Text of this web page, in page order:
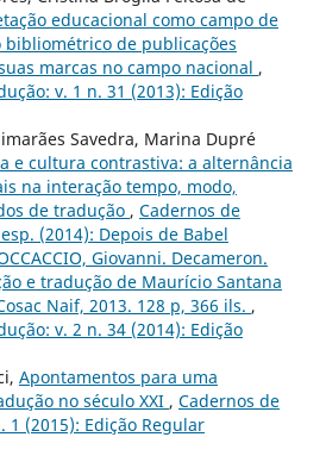
educacional como campo de
bibliométrico de publicações
marcas no campo nacional ,
v. 1 n. 31 (2013): Edição
Savedra, Marina Dupré
e cultura contrastiva: a alternância
na interação tempo, modo,
de tradução , Cadernos de
(2014): Depois de Babel
Giovanni. Decameron.
e tradução de Maurício Santana
Naif, 2013. 128 p, 366 ils. ,
v. 2 n. 34 (2014): Edição
Apontamentos para uma
no século XXI , Cadernos de
1 (2015): Edição Regular